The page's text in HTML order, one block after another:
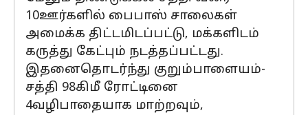
10ஊர்களில் பைபாஸ் சாலைகள்
அமைக்க திட்டமிடப்பட்டு, மக்களிடம்
கருத்து கேட்பும் நடத்தப்பட்டது.
இதனைதொடர்ந்து குறும்பாளையம்-
சத்தி 98கிமீ ரோட்டினை
4வழிபாதையாக மாற்றவும்,